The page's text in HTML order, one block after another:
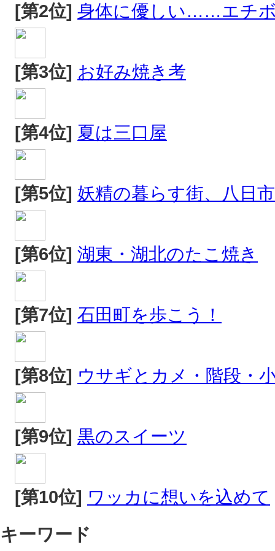
[第2位] 身体に優しい……エチ
[第3位] お好み焼き考
[第4位] 夏は三口屋
[第5位] 妖精の暮らす街、八日市
[第6位] 湖東・湖北のたこ焼き
[第7位] 石田町を歩こう！
[第8位] ウサギとカメ・階段・
[第9位] 黒のスイーツ
[第10位] ワッカに想いを込めて
キーワード